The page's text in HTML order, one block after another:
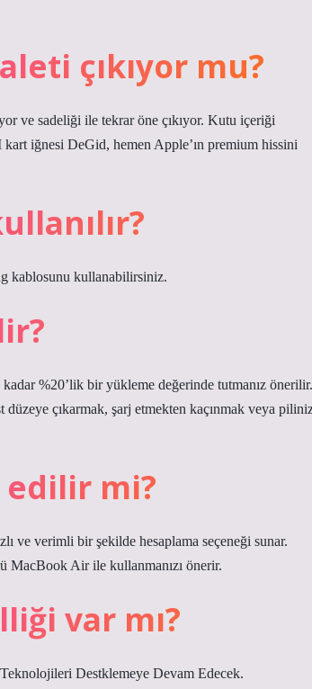
çıkıyor mu?
ve sadeliği ile tekrar öne çıkıyor. Kutu içeriği
iğnesi DeGid, hemen Apple’ın premium hissini
kablosunu kullanabilirsiniz.
%20’lik bir yükleme değerinde tutmanız önerilir.
çıkarmak, şarj etmekten kaçınmak veya
edilir mi?
ve verimli bir şekilde hesaplama seçeneği sunar.
MacBook Air ile kullanmanızı önerir.
var mı?
Destklemeye Devam Edecek.